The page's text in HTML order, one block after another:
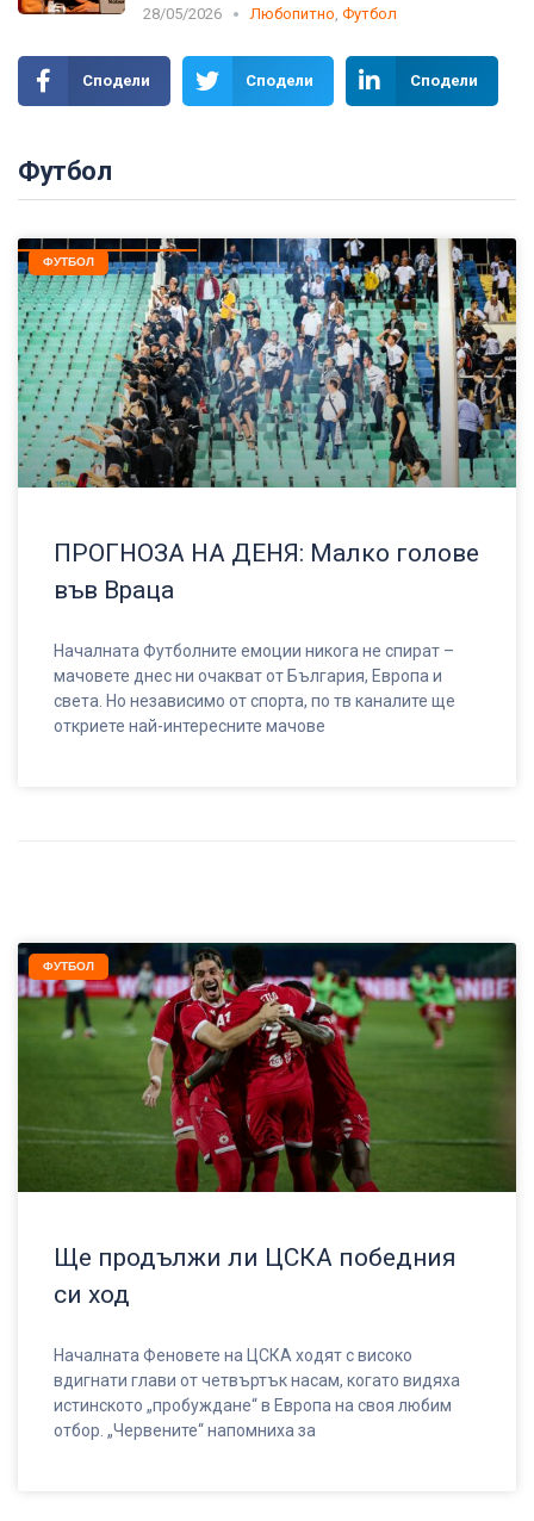
28/05/2026 Любопитно Футбол
Сподели Сподели Сподели
Футбол
ФУТБОЛ
ПРОГНОЗА НА ДЕНЯ: Малко голове
във Враца
Началната Футболните емоции никога не спират –
мачовете днес ни очакват от България, Европа и
света. Но независимо от спорта, по тв каналите ще
откриете най-интересните мачове
ФУТБОЛ
Ще продължи ли ЦСКА победния
си ход
Началната Феновете на ЦСКА ходят с високо
вдигнати глави от четвъртък насам, когато видяха
истинското „пробуждане“ в Европа на своя любим
отбор. „Червените“ напомниха за